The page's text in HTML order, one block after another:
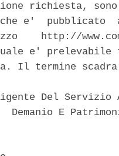
richiesta,
e'  pubblicato
http://
e' prelevabile
Il termine
Del
Demanio E